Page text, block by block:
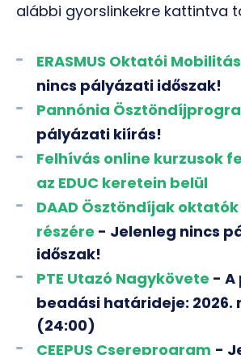
alábbi gyorslinkekre kattintva
ERASMUS Oktatói Mobilitás
nincs pályázati időszak!
Pannónia
pályázati kiírás!
Felhívás online kurzusok
az EDUC keretein belül
DAAD Ösztöndíjak
részére - Jelenleg nincs
időszak!
PTE Utazó Nagykövete - A
beadási határideje: 2026.
(24:00)
CEEPUS Csereprogram -